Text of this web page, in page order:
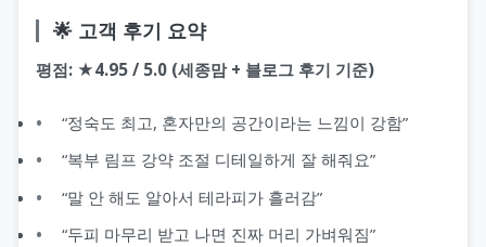
🌟 고객 후기 요약
평점: ★4.95 / 5.0 (세종맘 + 블로그 후기 기준)
“정숙도 최고, 혼자만의 공간이라는 느낌이 강함”
“복부 림프 강약 조절 디테일하게 잘 해줘요”
“말 안 해도 알아서 테라피가 흘러감”
“두피 마무리 받고 나면 진짜 머리 가벼워짐”